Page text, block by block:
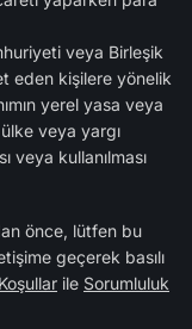
veya Birleşik
eden kişilere yönelik
yerel yasa veya
veya yargı
veya kullanılması
önce, lütfen bu
geçerek basılı
ile Sorumluluk